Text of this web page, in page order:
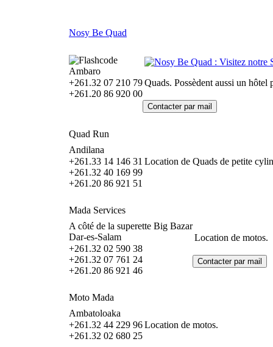
Nosy Be Quad
Ambaro
+261.32 07 210 79
+261.20 86 920 00
Quads. Possèdent aussi un hôtel
Quad Run
Andilana
+261.33 14 146 31
+261.32 40 169 99
+261.20 86 921 51
Location de Quads de petite
Mada Services
A côté de la superette Big Bazar
Dar-es-Salam
+261.32 02 590 38
+261.32 07 761 24
+261.20 86 921 46
Location de motos.
Moto Mada
Ambatoloaka
+261.32 44 229 96
+261.32 02 680 25
Location de motos.